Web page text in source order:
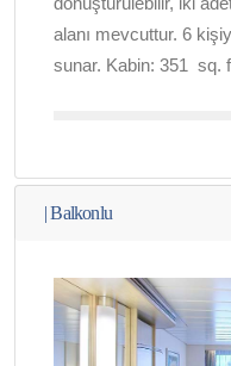
alanı mevcuttur. 6
sunar. Kabin: 351 sq.
|Balkonlu